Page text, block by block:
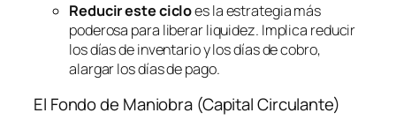
Reducir este cicloes la estrategia más
poderosa para liberar liquidez. Implica reducir
los días de inventario y los días de cobro,
alargar los días de pago.
El Fondo de Maniobra (Capital Circulante)